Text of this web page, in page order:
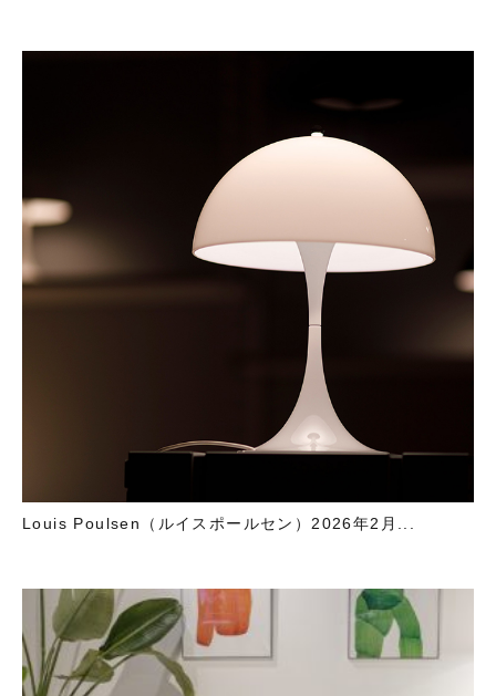
Louis Poulsen（ルイスポールセン）2026年2月...